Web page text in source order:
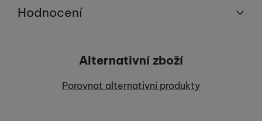
Hodnocení
Recenze
Alternativní zboží
Porovnat alternativní produkty